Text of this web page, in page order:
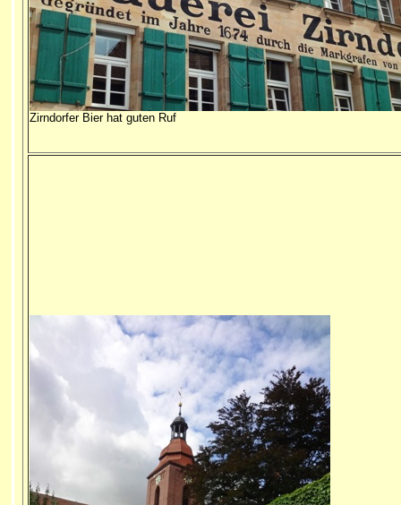
Zirndorfer Bier hat guten Ruf